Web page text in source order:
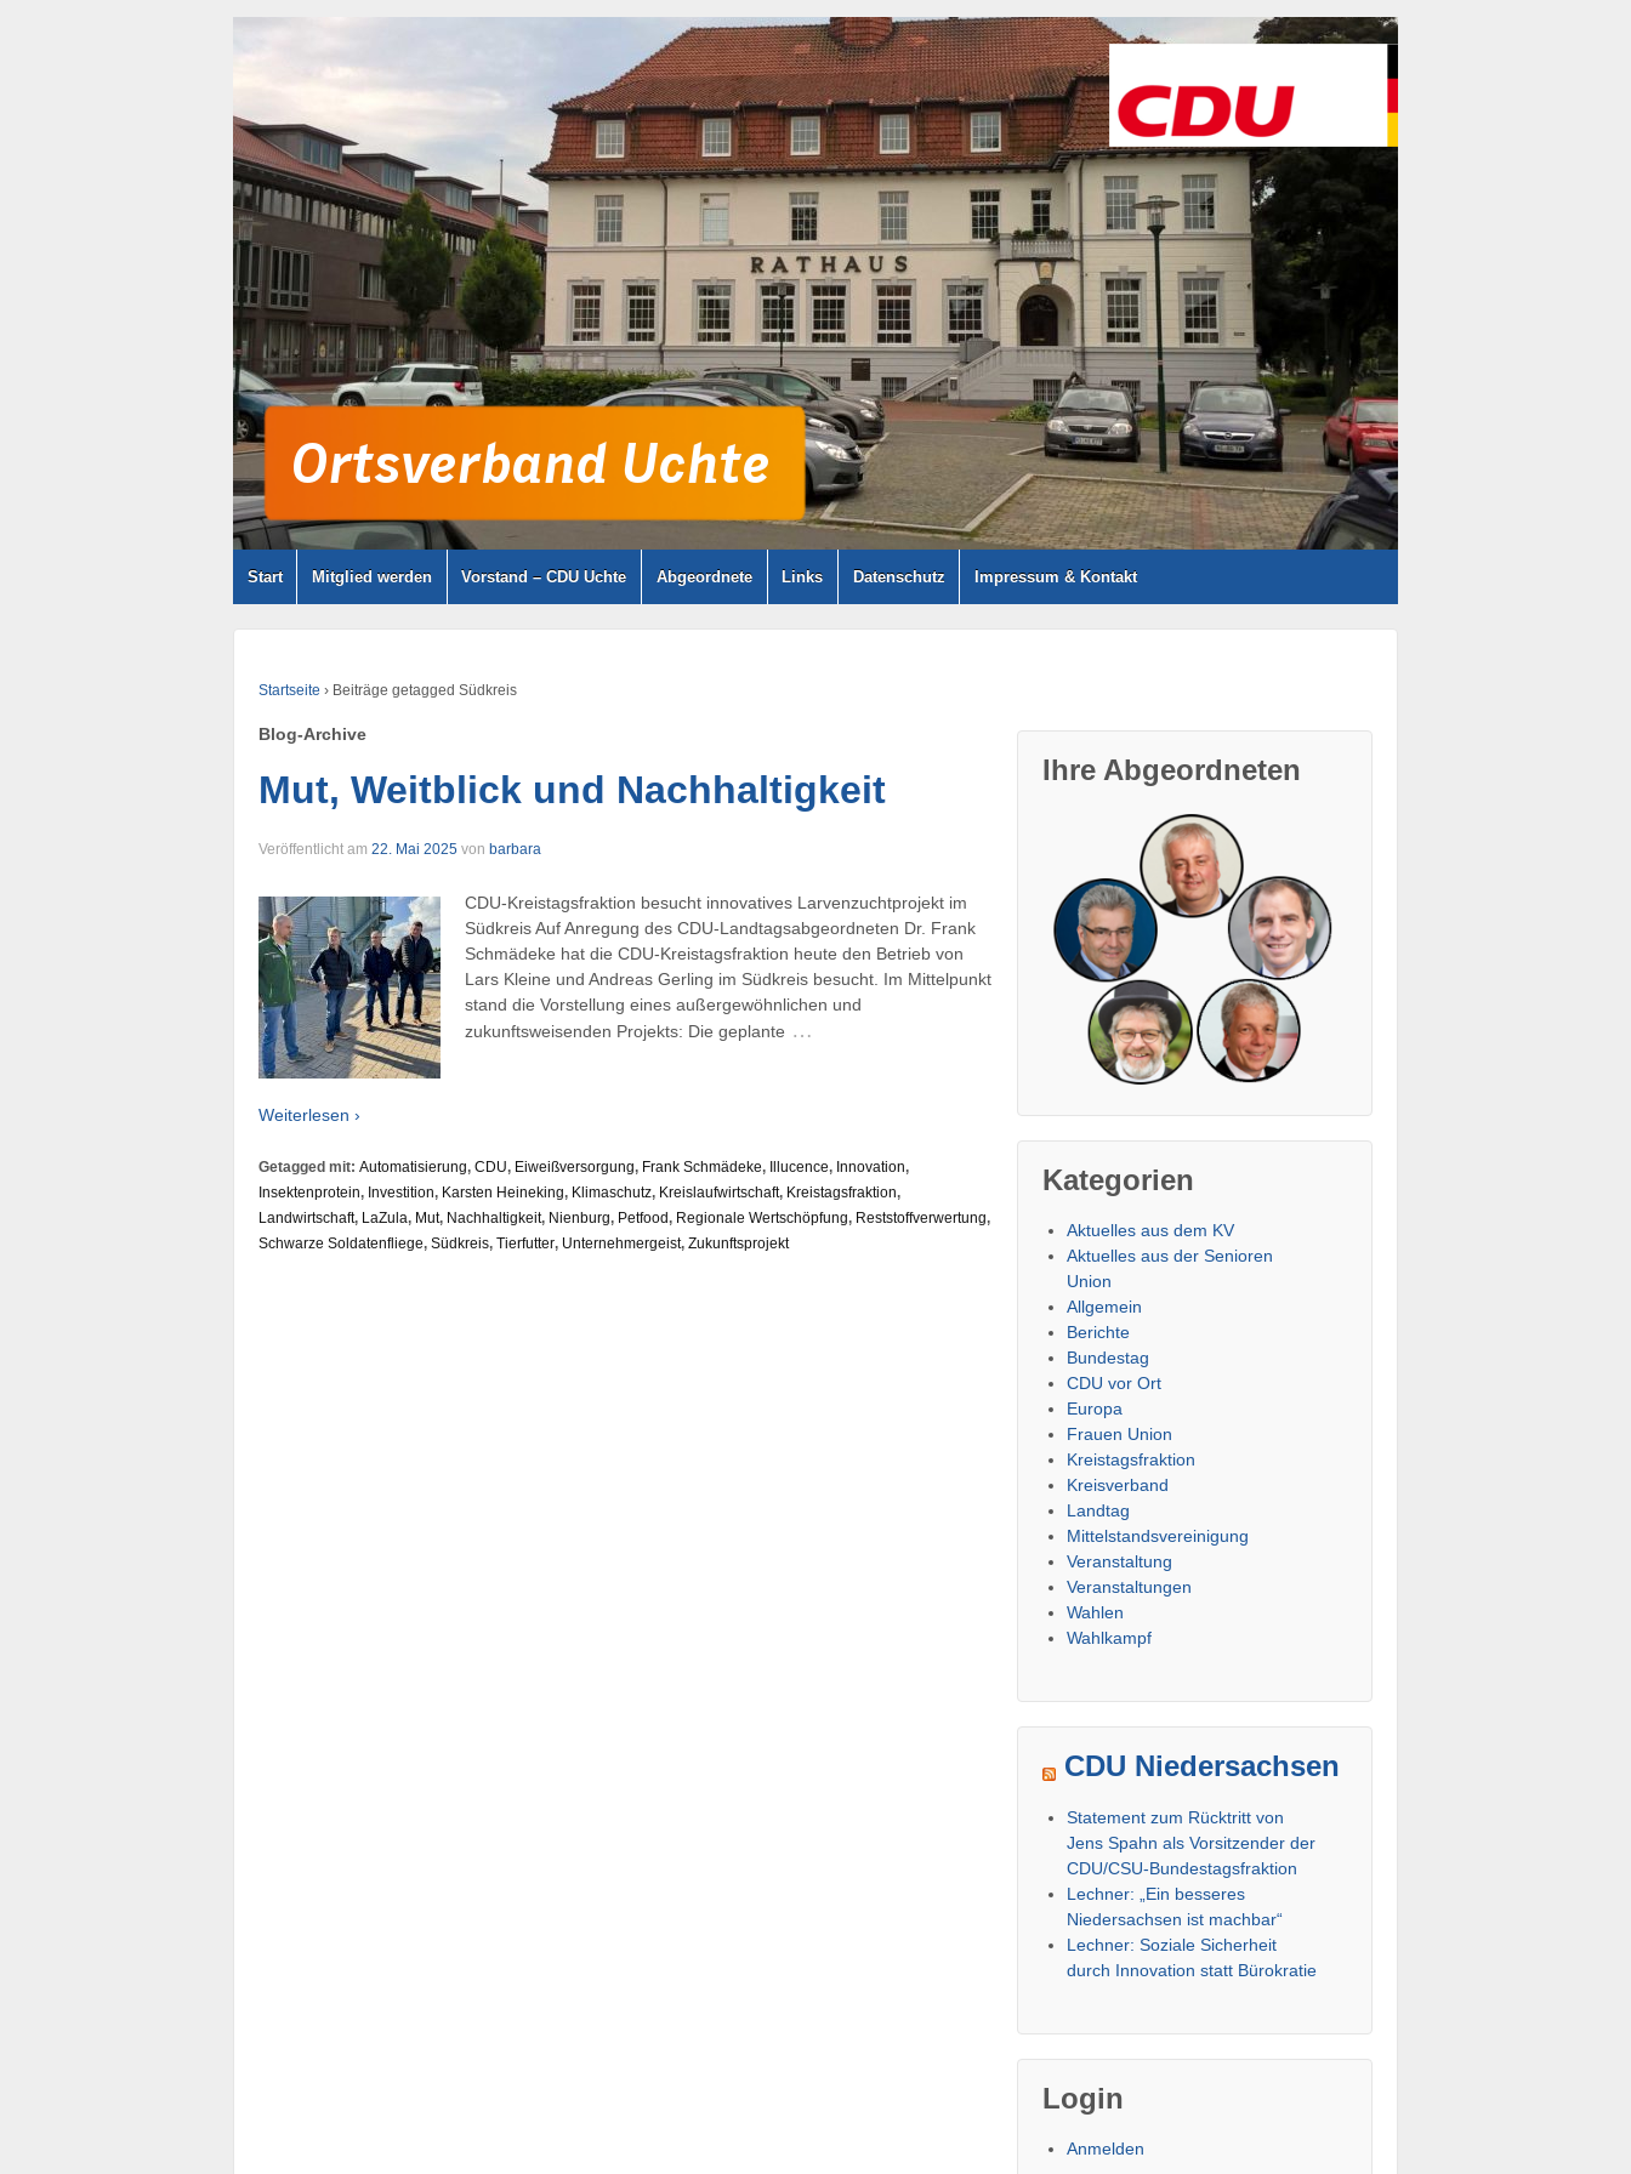
Start Mitglied werden Vorstand – CDU Uchte Abgeordnete Links Datenschutz Impressum & Kontakt
Startseite › Beiträge getagged Südkreis
Blog-Archive
Mut, Weitblick und Nachhaltigkeit
Veröffentlicht am 22. Mai 2025 von barbara
CDU-Kreistagsfraktion besucht innovatives Larvenzuchtprojekt im
Südkreis Auf Anregung des CDU-Landtagsabgeordneten Dr. Frank
Schmädeke hat die CDU-Kreistagsfraktion heute den Betrieb von
Lars Kleine und Andreas Gerling im Südkreis besucht. Im Mittelpunkt
stand die Vorstellung eines außergewöhnlichen und
zukunftsweisenden Projekts: Die geplante …
Weiterlesen ›
Getagged mit: Automatisierung, CDU, Eiweißversorgung, Frank Schmädeke, Illucence, Innovation,
Insektenprotein, Investition, Karsten Heineking, Klimaschutz, Kreislaufwirtschaft, Kreistagsfraktion,
Landwirtschaft, LaZula, Mut, Nachhaltigkeit, Nienburg, Petfood, Regionale Wertschöpfung, Reststoffverwertung,
Schwarze Soldatenfliege, Südkreis, Tierfutter, Unternehmergeist, Zukunftsprojekt
Ihre Abgeordneten
Kategorien
Aktuelles aus dem KV
Aktuelles aus der Senioren
Union
Allgemein
Berichte
Bundestag
CDU vor Ort
Europa
Frauen Union
Kreistagsfraktion
Kreisverband
Landtag
Mittelstandsvereinigung
Veranstaltung
Veranstaltungen
Wahlen
Wahlkampf
CDU Niedersachsen
Statement zum Rücktritt von
Jens Spahn als Vorsitzender der
CDU/CSU-Bundestagsfraktion
Lechner: „Ein besseres
Niedersachsen ist machbar“
Lechner: Soziale Sicherheit
durch Innovation statt Bürokratie
Login
Anmelden